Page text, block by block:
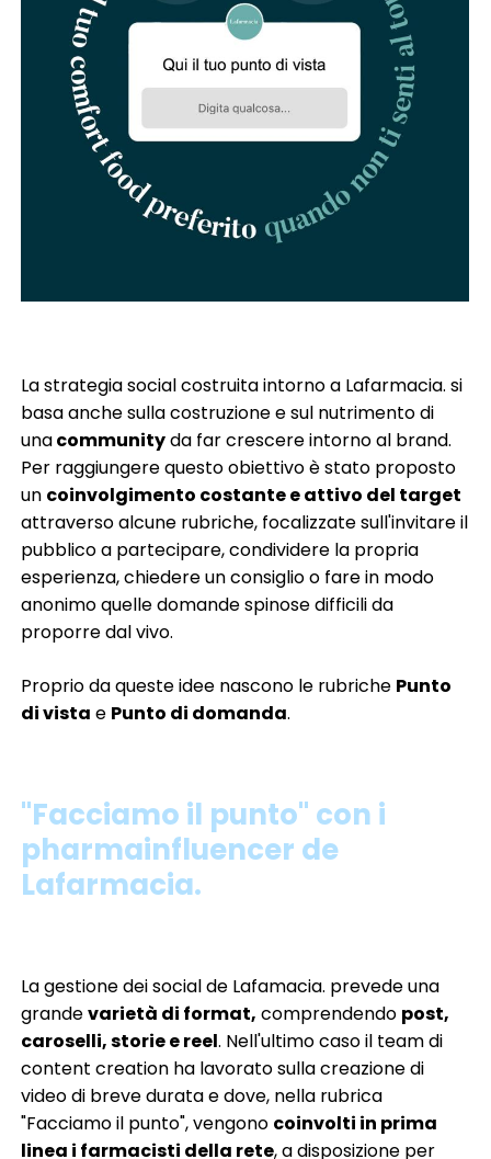
La strategia social costruita intorno a Lafarmacia. si
basa anche sulla costruzione e sul nutrimento di
unacommunityda far crescere intorno al brand.
Per raggiungere questo obiettivo è stato proposto
un coinvolgimento costante e attivo del target
attraverso alcune rubriche, focalizzate sull'invitare il
pubblico a partecipare, condividere la propria
esperienza, chiedere un consiglio o fare in modo
anonimo quelle domande spinose difficili da
proporre dal vivo.
Proprio da queste idee nascono le rubriche Punto
di vista e Punto di domanda.
"Facciamo il punto" con i
pharmainfluencer de
Lafarmacia.
La gestione dei social de Lafamacia. prevede una
grandevarietà di format, comprendendo post,
caroselli, storie e reel. Nell'ultimo caso il team di
content creation ha lavorato sulla creazione di
video di breve durata e dove, nella rubrica
"Facciamo il punto", vengono coinvolti in prima
linea i farmacisti della rete, a disposizione per